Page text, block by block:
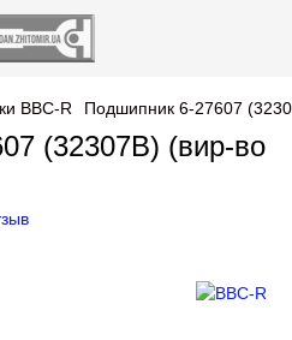
BBC-R Подшипник 6-27607
(32307B) (вир-во